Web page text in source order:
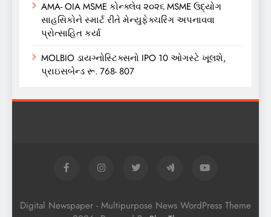
AMA- OIA MSME કોન્ક્લેવ ૨૦૨૬ MSME ઉદ્યોગ
સાહસિકોને સ્માર્ટ રીતે મેન્યુફેક્ચરિંગ અપનાવવા
પ્રોત્સાહિત કર્યા
MOLBIO ડાયગ્નોસ્ટિક્સનો IPO 10 ઓગસ્ટે ખૂલશે,
પ્રાઇસબેન્ડ રૂ. 768- 807
Digital Newspaper - Multipurpose News WordPress Theme